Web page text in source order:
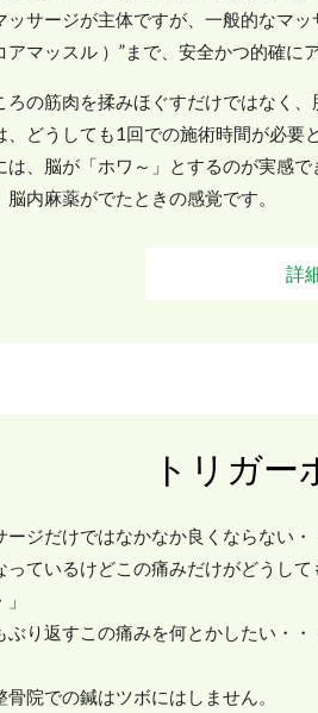
ッサージが主体ですが、一般的なマ
アマッスル ）”まで、安全かつ的確に
ろの筋肉を揉みほぐすだけではなく
、どうしても1回での施術時間が必要
は、脳が「ホワ～」とするのが実感で
脳内麻薬がでたときの感覚です。
詳
トリガー
ージだけではなかなか良くならない・
っているけどこの痛みだけがどうして
ぶり返すこの痛みを何とかしたい・・
骨院での鍼はツボにはしません。